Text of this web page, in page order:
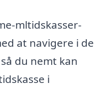
mltidskasser-
at navigere i de
du nemt kan
i